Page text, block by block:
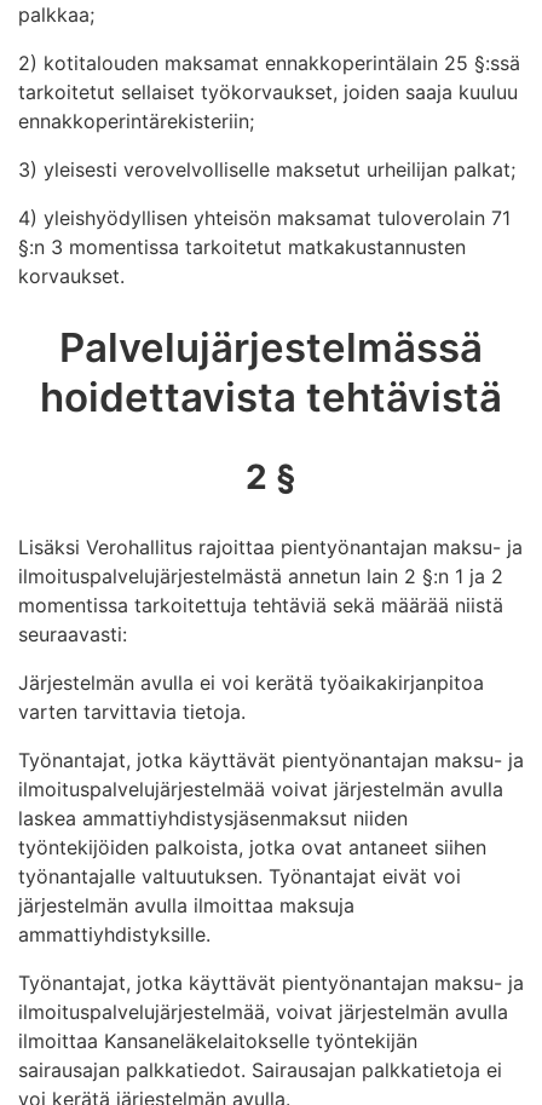
palkkaa;
2) kotitalouden maksamat ennakkoperintälain 25 §:ssä
tarkoitetut sellaiset työkorvaukset, joiden saaja kuuluu
ennakkoperintärekisteriin;
3) yleisesti verovelvolliselle maksetut urheilijan palkat;
4) yleishyödyllisen yhteisön maksamat tuloverolain 71
§:n 3 momentissa tarkoitetut matkakustannusten
korvaukset.
Palvelujärjestelmässä
hoidettavista tehtävistä
2 §
Lisäksi Verohallitus rajoittaa pientyönantajan maksu- ja
ilmoituspalvelujärjestelmästä annetun lain 2 §:n 1 ja 2
momentissa tarkoitettuja tehtäviä sekä määrää niistä
seuraavasti:
Järjestelmän avulla ei voi kerätä työaikakirjanpitoa
varten tarvittavia tietoja.
Työnantajat, jotka käyttävät pientyönantajan maksu- ja
ilmoituspalvelujärjestelmää voivat järjestelmän avulla
laskea ammattiyhdistysjäsenmaksut niiden
työntekijöiden palkoista, jotka ovat antaneet siihen
työnantajalle valtuutuksen. Työnantajat eivät voi
järjestelmän avulla ilmoittaa maksuja
ammattiyhdistyksille.
Työnantajat, jotka käyttävät pientyönantajan maksu- ja
ilmoituspalvelujärjestelmää, voivat järjestelmän avulla
ilmoittaa Kansaneläkelaitokselle työntekijän
sairausajan palkkatiedot. Sairausajan palkkatietoja ei
voi kerätä järjestelmän avulla.